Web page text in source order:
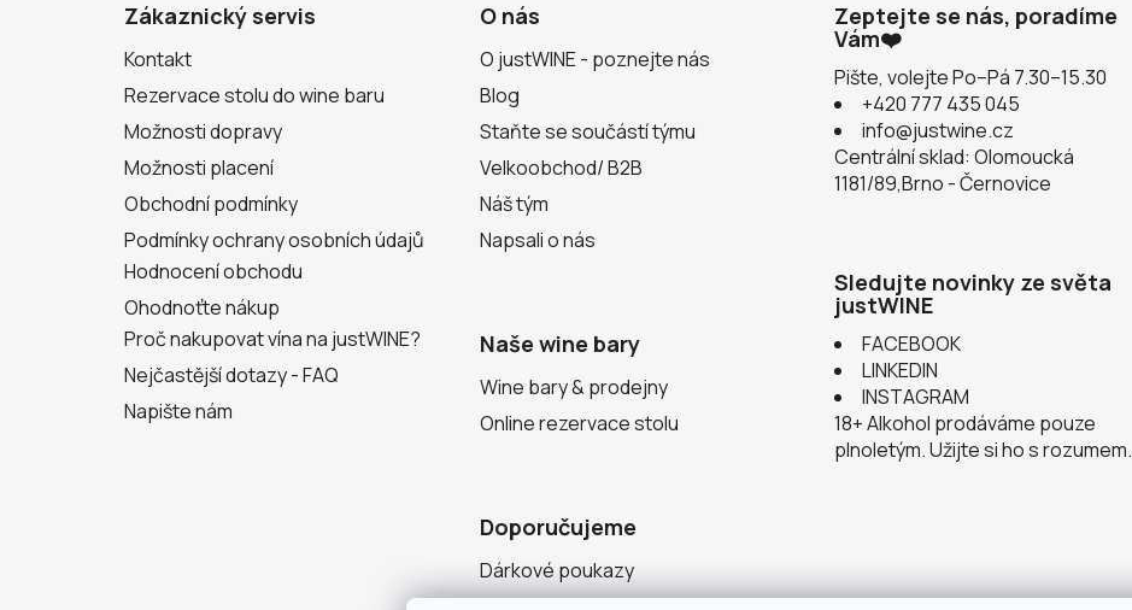
Zákaznický servis
Kontakt
Rezervace stolu do wine baru
Možnosti dopravy
Možnosti placení
Obchodní podmínky
Podmínky ochrany osobních údajů
Hodnocení obchodu
Ohodnoťte nákup
Proč nakupovat vína na justWINE?
Nejčastější dotazy - FAQ
Napište nám
O nás
O justWINE - poznejte nás
Blog
Staňte se součástí týmu
Velkoobchod/ B2B
Náš tým
Napsali o nás
Naše wine bary
Wine bary & prodejny
Online rezervace stolu
Doporučujeme
Dárkové poukazy
Zeptejte se nás, poradíme
Vám❤️
Pište, volejte Po–Pá 7.30–15.30
+420 777 435 045
info@justwine.cz
Centrální sklad: Olomoucká
1181/89,Brno - Černovice
Sledujte novinky ze světa
justWINE
FACEBOOK
LINKEDIN
INSTAGRAM
18+ Alkohol prodáváme pouze
plnoletým. Užijte si ho s rozumem.